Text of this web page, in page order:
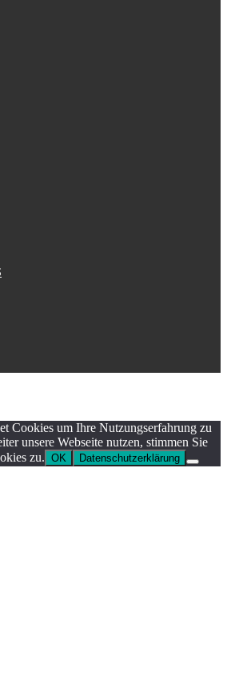
Cookies um Ihre Nutzungserfahrung zu
unsere Webseite nutzen, stimmen Sie
zu. OK Datenschutzerklärung